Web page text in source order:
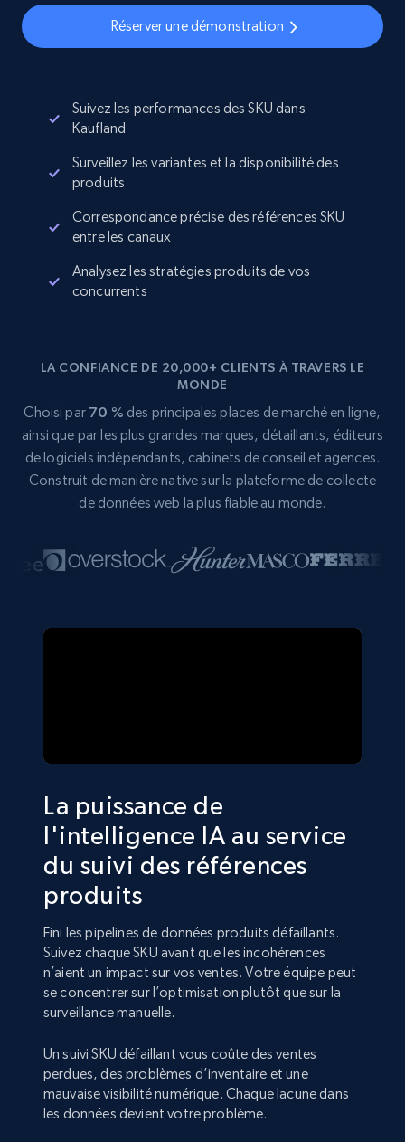
Réserver une démonstration
Suivez les performances des SKU dans
Kaufland
Surveillez les variantes et la disponibilité des
produits
Correspondance précise des références SKU
entre les canaux
Analysez les stratégies produits de vos
concurrents
LA CONFIANCE DE 20,000+ CLIENTS À TRAVERS LE
MONDE
Choisi par 70 % des principales places de marché en ligne,
ainsi que par les plus grandes marques, détaillants, éditeurs
de logiciels indépendants, cabinets de conseil et agences.
Construit de manière native sur la plateforme de collecte
de données web la plus fiable au monde.
La puissance de
l'intelligence IA au service
du suivi des références
produits
Fini les pipelines de données produits défaillants.
Suivez chaque SKU avant que les incohérences
n’aient un impact sur vos ventes. Votre équipe peut
se concentrer sur l’optimisation plutôt que sur la
surveillance manuelle.
Un suivi SKU défaillant vous coûte des ventes
perdues, des problèmes d’inventaire et une
mauvaise visibilité numérique. Chaque lacune dans
les données devient votre problème.